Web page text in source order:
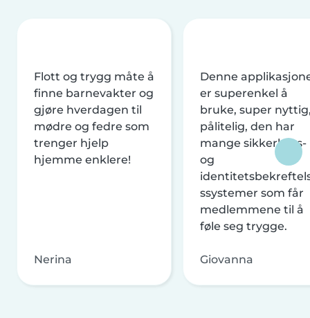
Flott og trygg måte å
finne barnevakter og
gjøre hverdagen til
mødre og fedre som
trenger hjelp
hjemme enklere!
Nerina
Denne
er superenkel å
bruke, super
pålitelig, den har
mange sikkerhets-
og
ssystemer som får
medlemmene til å
føle seg trygge.
Giovanna